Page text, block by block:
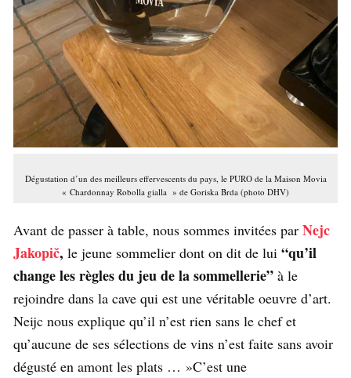
Dégustation d’un des meilleurs effervescents du pays, le PURO de la Maison Movia
« Chardonnay Robolla gialla » de Goriska Brda (photo DHV)
Avant de passer à table, nous sommes invitées par Nejc
Jakopič, le jeune sommelier dont on dit de lui “qu’il
change les règles du jeu de la sommellerie” à le
rejoindre dans la cave qui est une véritable oeuvre d’art.
Neijc nous explique qu’il n’est rien sans le chef et
qu’aucune de ses sélections de vins n’est faite sans avoir
dégusté en amont les plats … »C’est une